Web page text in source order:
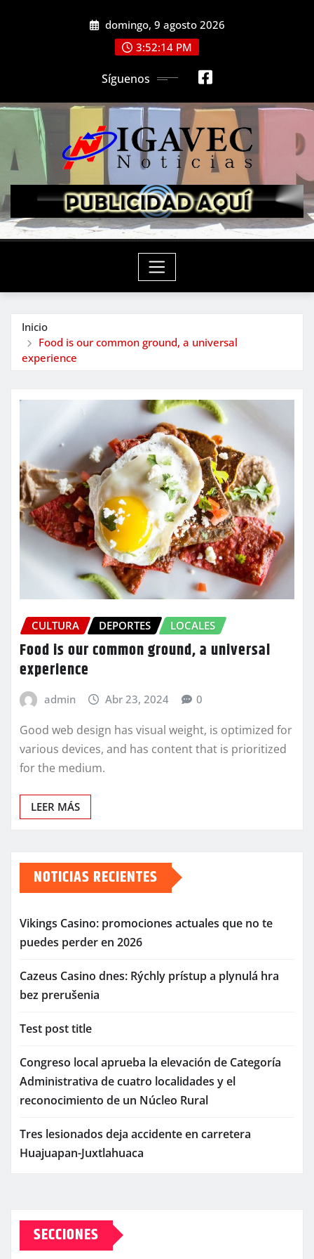
domingo, 9 agosto 2026
3:52:15 PM
Síguenos
Inicio
Food is our common ground, a universal
experience
CULTURA DEPORTES LOCALES
Food is our common ground, a universal
experience
admin Abr 23, 2024 0
Good web design has visual weight, is optimized for
various devices, and has content that is prioritized
for the medium.
LEER MÁS
NOTICIAS RECIENTES
Vikings Casino: promociones actuales que no te
puedes perder en 2026
Cazeus Casino dnes: Rýchly prístup a plynulá hra
bez prerušenia
Test post title
Congreso local aprueba la elevación de Categoría
Administrativa de cuatro localidades y el
reconocimiento de un Núcleo Rural
Tres lesionados deja accidente en carretera
Huajuapan-Juxtlahuaca
SECCIONES